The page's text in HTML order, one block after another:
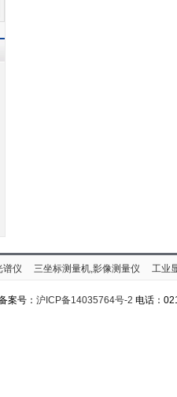
谱仪 三坐标测量机,影像测量仪 工业
案号： 沪ICP备14035764号-2 电话：